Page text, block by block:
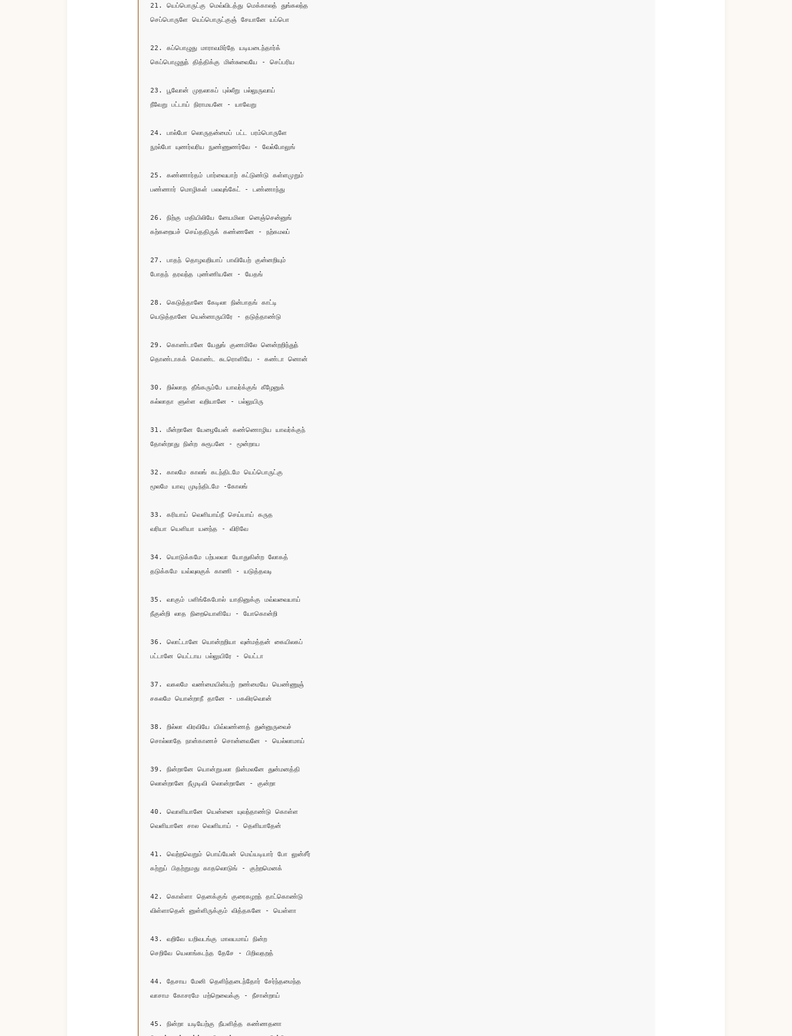
21. யெப்பொருட்கு மெவ்விடத்து மெக்காலத் துங்கலந்த
செப்பொருளே யெப்பொருட்குஞ் சேயானே யப்பொ
22. கப்பொழுது மாராவமிர்தே யடியடைந்தார்க்
கெப்பொழுதுந் தித்திக்கு மின்சுவையே - செப்பரிய
23. பூவோன் முதலாகப் புல்லீறு பல்லுருவாய்
நீவேறு பட்டாய் நிராமயனே - யாவேறு
24. பால்போ லொருதன்மைப் பட்ட பரம்பொருளே
நூல்போ யுணர்வரிய நுண்ணுணர்வே - வேல்போலுங்
25. கண்ணார்தம் பார்வையாற் கட்டுண்டு கள்ளமுறும்
பண்ணார் மொழிகள் பலவுங்கேட் - டண்ணாந்து
26. நிற்கு மதியிலியே னேயமிலா னெஞ்சென்னுங்
கற்கறையச் செய்ததிருக் கண்ணனே - நற்கமலப்
27. பாதந் தொழவறியாப் பாவியேற் குன்னறியும்
போதந் தரவந்த புண்ணியனே - யேதங்
28. கெடுத்தானே கேடிலா நின்பாதங் காட்டி
யெடுத்தானே யென்னாருயிரே - தடுத்தாண்டு
29. கொண்டானே யேதுங் குணமிலே னென்றறிந்துந்
தொண்டாகக் கொண்ட சுடரொளியே - கண்டா னொன்
30. றில்லாத தீங்கரும்பே யாவர்க்குங் கீழேனுக்
கல்லாதா ளுள்ள வறியானே - பல்லுயிரு
31. மீன்றானே யேழையேன் கண்ணொழிய யாவர்க்குந்
தோன்றாது நின்ற சுரூபனே - மூன்றாய
32. காலமே காலங் கடந்திடமே யெப்பொருட்கு
மூலமே யாவு முடிந்திடமே -கோலங்
33. கரியாய் வெளியாய்நீ செய்யாய் கருத
வரியா யெளியா யனந்த - விரிவே
34. யொடுக்கமே பற்பலவா யோதுகின்ற லோகத்
தடுக்கமே யவ்வுலகுக் காணி - யடுத்தவடி
35. வாகும் பளிங்கேபோல் யாதினுக்கு மவ்வவையாய்
நீகுன்றி லாத நிறையொளியே - யோகொன்றி
36. லொட்டானே யொன்றறியா வுன்மத்தன் கையிலகப்
பட்டானே யெட்டாய பல்லுயிரே - யெட்டா
37. வகலமே வண்மையின்யற் றண்மையே யெண்ணுஞ்
சகலமே யொன்றாநீ தானே - பகலிரவொன்
38. றில்லா விரவியே யிவ்வண்ணத் துன்னுருவைச்
சொல்லாதே நான்காணச் சொன்னவனே - யெல்லாமாய்
39. நின்றானே யொன்றுபலா நின்மலனே துன்மனத்தி
லொன்றானே நீமுடிவி லொன்றானே - குன்றா
40. வொளியானே யென்னை யுவந்தாண்டு கொள்ள
வெளியானே சால வெளியாய் - தெளியாதேன்
41. வெற்றவெறும் பொய்யேன் மெய்யடியார் போ லுன்சீர்
கற்றுப் பிதற்றுமது காதலொடுங் - குற்றமெனக்
42. கொள்ளா தெனக்குங் குரைகழறந் தாட்கொண்டு
விள்ளாதென் னுள்ளிருக்கும் வித்தகனே - யெள்ளா
43. வறிவே யறிவடங்கு மாலயமாய் நின்ற
செறிவே யெலாங்கடந்த தேசே - பிறிவதறத்
44. தேசாய மேனி தெளிந்தடைந்தோர் சேர்ந்தமைந்த
வாசாம கோசரமே மற்றெவைக்கு - நீசான்றாய்
45. நின்றா யடியேற்கு நீயளித்த கண்ணதனா